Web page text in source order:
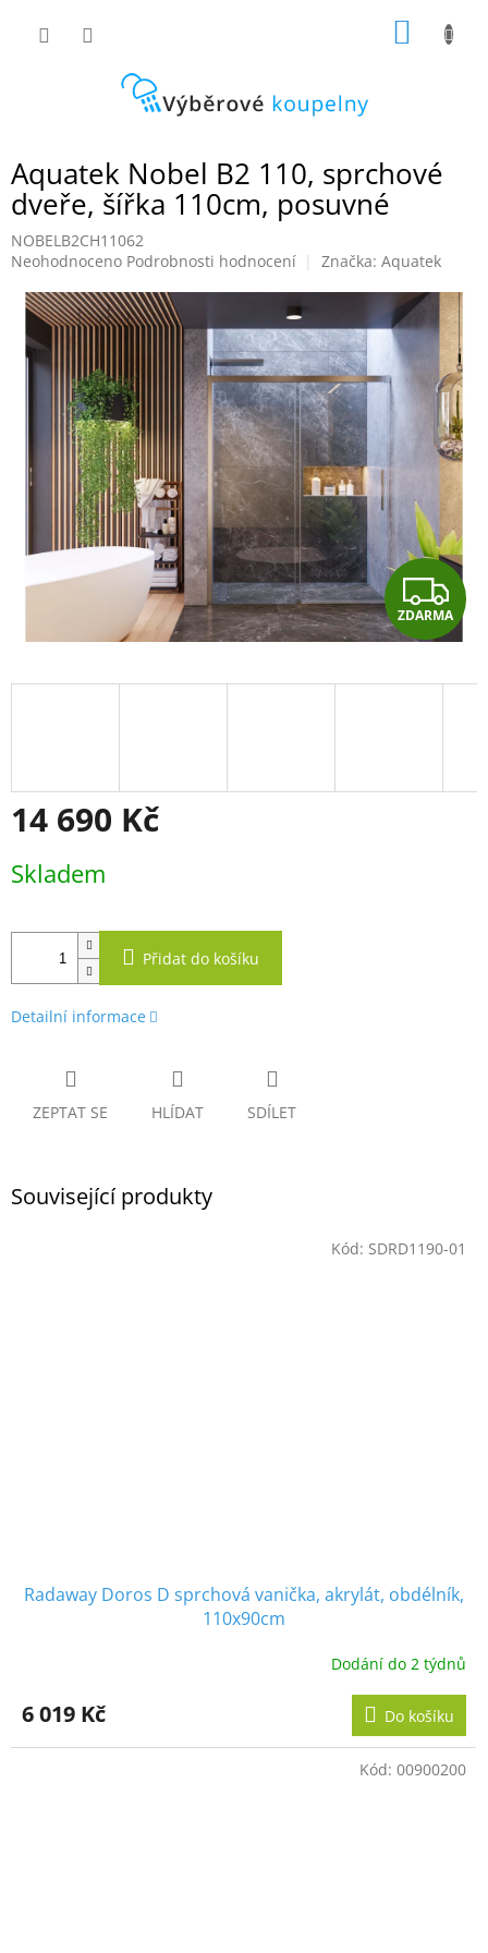
Aquatek Nobel B2 110, sprchové
dveře, šířka 110cm, posuvné
NOBELB2CH11062
Průměrné
produktu
0,0
hvězdiček.
Neohodnoceno Podrobnosti hodnocení Značka: Aquatek
Z
D
A
ZDARMA
14 690 Kč
cena:
Skladem
Přidat do košíku
Detailní informace
ZEPTAT SE HLÍDAT SDÍLET
Související produkty
Radaway Doros D sprchová vanička, akrylát, obdélník,
110x90cm
Dodání do 2 týdnů
6 019 Kč Do košíku
Kód: SDRD1190-01
Kód: 00900200